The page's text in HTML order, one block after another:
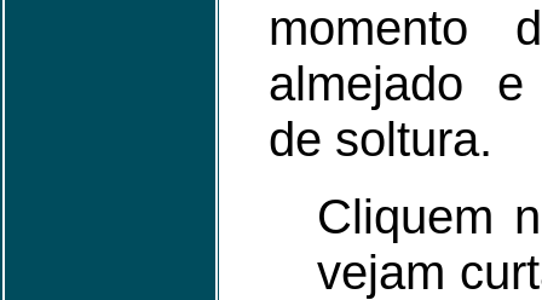
momento
almejado
de soltura.
Cliquem
vejam